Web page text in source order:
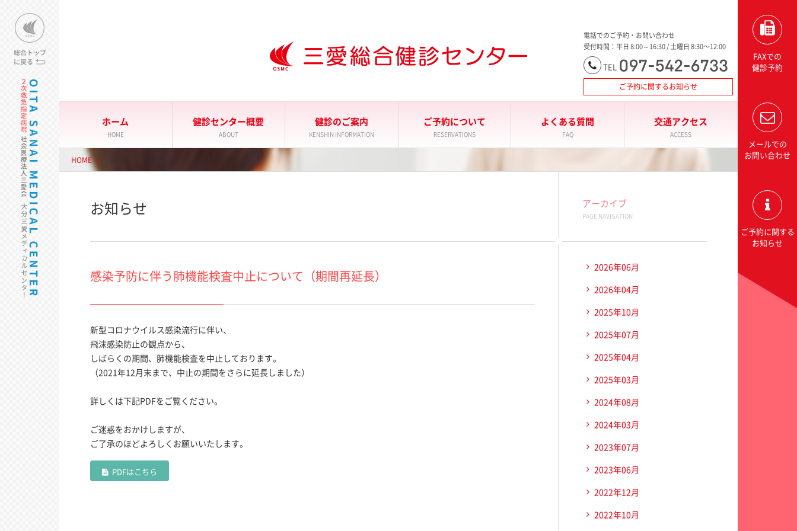
FAXでの
健診予約
メールでの
お問い合わせ
ご予約に関する
お知らせ
大分三愛メディカルセンター三愛総合健診センター
ホーム
HOME
健診センター概要
ABOUT
健診のご案内
KENSHIN INFORMATION
ご予約について
RESERVATIONS
よくある質問
FAQ
交通アクセス
ACCESS
HOME
電話でのご予約・お問い合わせ
受付時間：平日 8:00～16:30 / 土曜日 8:30〜12:00
TEL 097-542-6733
ご予約に関するお知らせ
お知らせ
感染予防に伴う肺機能検査中止について（期間再延長）
新型コロナウイルス感染流行に伴い、
飛沫感染防止の観点から、
しばらくの期間、肺機能検査を中止しております。
（2021年12月末まで、中止の期間をさらに延長しました）
詳しくは下記PDFをご覧ください。
ご迷惑をおかけしますが、
ご了承のほどよろしくお願いいたします。
PDFはこちら
アーカイブ
PAGE NAVIGATION
2026年06月
2026年04月
2025年10月
2025年07月
2025年04月
2025年03月
2024年08月
2024年03月
2023年07月
2023年06月
2022年12月
2022年10月